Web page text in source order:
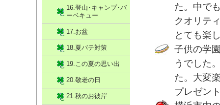
た。中で
クオリテ
とても楽
子供の学
うでした
た。大変
プレゼン
16.登山･キャンプ･バ
ーベキュー
17.お盆
18.夏バテ対策
19.この夏の思い出
20.敬老の日
21.秋のお彼岸